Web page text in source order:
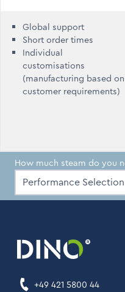
Global support
Short order times
Individual
customisations
(manufacturing based on
customer requirements)
How much steam do you
+49 421 5800 44